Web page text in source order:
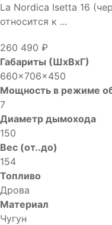
La Nordica Isetta 16
относится к ...
260 490 ₽
Габариты (ШхВхГ)
660x706x450
Мощность в режиме
7
Диаметр дымохода
150
Вес (от..до)
154
Топливо
Дрова
Материал
Чугун